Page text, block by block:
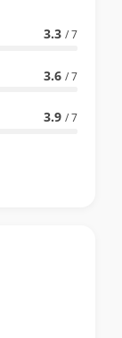
3.3 / 7
3.6 / 7
3.9 / 7